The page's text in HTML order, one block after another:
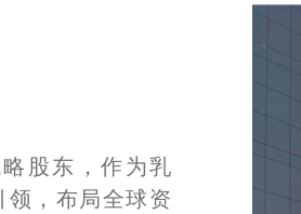
股东，作为乳
领，布局全球资